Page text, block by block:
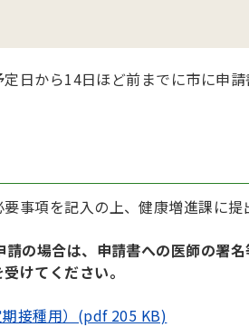
日から14日ほど前までに市に申
要事項を記入の上、健康増進課に
の場合は、申請書への医師の署
けてください。
接種用）(pdf 205 KB)